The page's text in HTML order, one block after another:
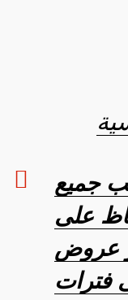
جميع
على
عروض
فترات